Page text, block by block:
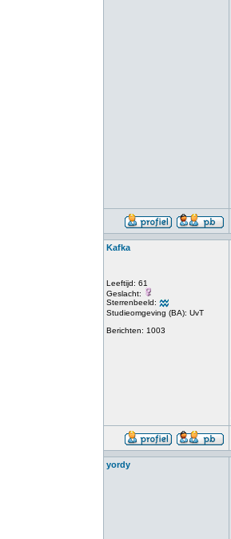
Kafka
Leeftijd: 61
Geslacht:
Sterrenbeeld:
Studieomgeving (BA): UvT
Berichten: 1003
yordy